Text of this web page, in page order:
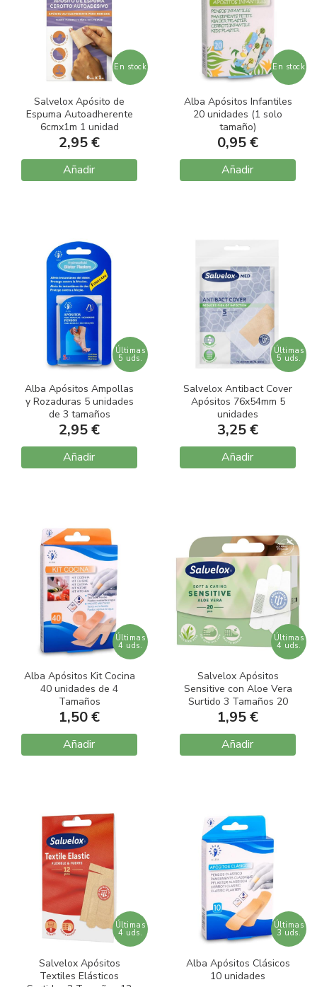
En stock
Salvelox Apósito de
Espuma Autoadherente
6cmx1m 1 unidad
2,95 €
Añadir
En stock
Alba Apósitos Infantiles
20 unidades (1 solo
tamaño)
0,95 €
Añadir
Últimas
5 uds.
Alba Apósitos Ampollas
y Rozaduras 5 unidades
de 3 tamaños
2,95 €
Añadir
Últimas
5 uds.
Salvelox Antibact Cover
Apósitos 76x54mm 5
unidades
3,25 €
Añadir
Últimas
4 uds.
Alba Apósitos Kit Cocina
40 unidades de 4
Tamaños
1,50 €
Añadir
Últimas
4 uds.
Salvelox Apósitos
Sensitive con Aloe Vera
Surtido 3 Tamaños 20
unidades
1,95 €
Añadir
Últimas
4 uds.
Salvelox Apósitos
Textiles Elásticos
Últimas
3 uds.
Alba Apósitos Clásicos
10 unidades